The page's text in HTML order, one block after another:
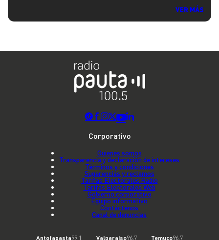
VER MÁS
Corporativo
Quienes somos
Transparencia y declaración de intereses
Términos y condiciones
Sugerencias y reclamos
Tarifas Electorales Radio
Tarifas Electorales Web
Gobierno corporativo
Equipo informativo
Contáctenos
Canal de denuncias
Antofagasta99.1 Valparaíso96.7 Temuco96.7